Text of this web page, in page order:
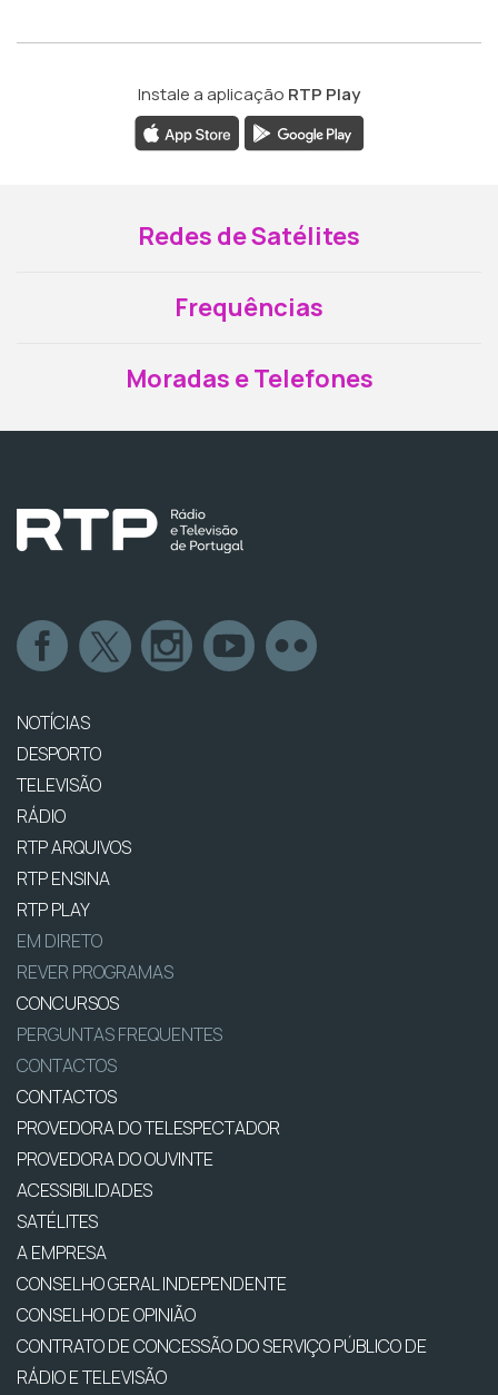
Instale a aplicação RTP Play
Redes de Satélites
Frequências
Moradas e Telefones
NOTÍCIAS
DESPORTO
TELEVISÃO
RÁDIO
RTP ARQUIVOS
RTP ENSINA
RTP PLAY
EM DIRETO
REVER PROGRAMAS
CONCURSOS
PERGUNTAS FREQUENTES
CONTACTOS
CONTACTOS
PROVEDORA DO TELESPECTADOR
PROVEDORA DO OUVINTE
ACESSIBILIDADES
SATÉLITES
A EMPRESA
CONSELHO GERAL INDEPENDENTE
CONSELHO DE OPINIÃO
CONTRATO DE CONCESSÃO DO SERVIÇO PÚBLICO DE
RÁDIO E TELEVISÃO